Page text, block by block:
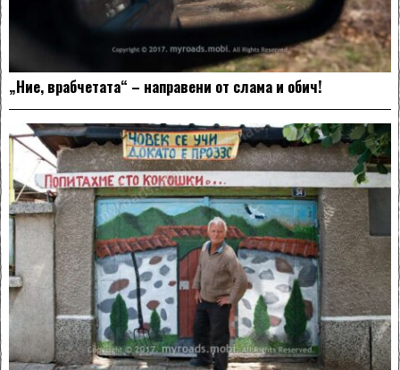
„Ние, врабчетата“ – направени от слама и обич!